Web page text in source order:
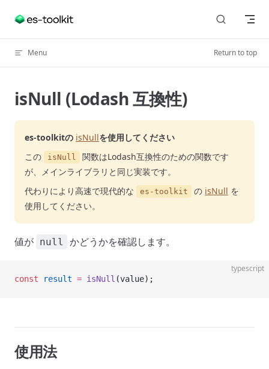
Skip to content
Menu Return to top
isNull (Lodash 互換性)
es-toolkitの isNullを使用してください
この
isNull
関数はLodash互換性のための関数です
が、メインライブラリと同じ実装です。
代わりにより高速で現代的な
es-toolkit の isNull を
使用してください。
値が null かどうかを確認します。
typescript
const result = isNull (value);
使用法